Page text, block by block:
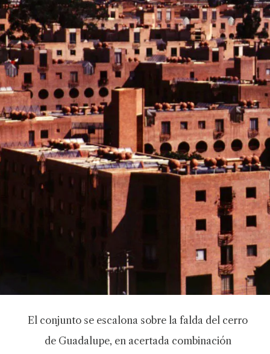
El conjunto se escalona sobre la falda del cerro
de Guadalupe, en acertada combinación